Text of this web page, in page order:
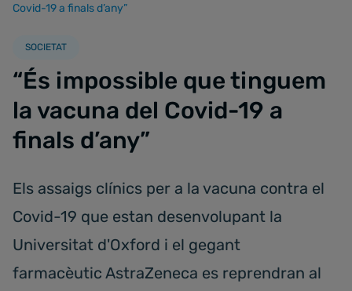
Covid-19 a finals d’any”
SOCIETAT
“És impossible que tinguem
la vacuna del Covid-19 a
finals d’any”
Els assaigs clínics per a la vacuna contra el
Covid-19 que estan desenvolupant la
Universitat d'Oxford i el gegant
farmacèutic AstraZeneca es reprendran al